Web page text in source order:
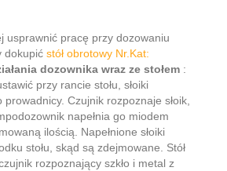
usprawnić pracę przy dozowaniu
dokupić stół obrotowy Nr.Kat:
dozownika wraz ze stołem :
przy rancie stołu, słoiki
Czujnik rozpoznaje słoik,
napełnia go miodem
ilością. Napełnione słoiki
stołu, skąd są zdejmowane. Stół
rozpoznający szkło i metal z